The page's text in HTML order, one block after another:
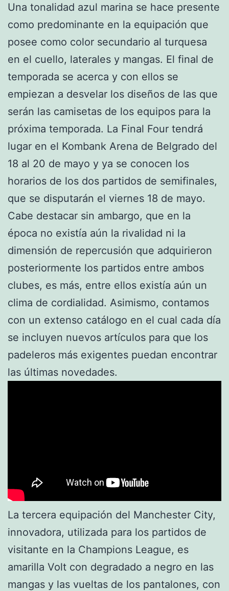
Una tonalidad azul marina se hace presente
como predominante en la equipación que
posee como color secundario al turquesa
en el cuello, laterales y mangas. El final de
temporada se acerca y con ellos se
empiezan a desvelar los diseños de las que
serán las camisetas de los equipos para la
próxima temporada. La Final Four tendrá
lugar en el Kombank Arena de Belgrado del
18 al 20 de mayo y ya se conocen los
horarios de los dos partidos de semifinales,
que se disputarán el viernes 18 de mayo.
Cabe destacar sin ambargo, que en la
época no existía aún la rivalidad ni la
dimensión de repercusión que adquirieron
posteriormente los partidos entre ambos
clubes, es más, entre ellos existía aún un
clima de cordialidad. Asimismo, contamos
con un extenso catálogo en el cual cada día
se incluyen nuevos artículos para que los
padeleros más exigentes puedan encontrar
las últimas novedades.
La tercera equipación del Manchester City,
innovadora, utilizada para los partidos de
visitante en la Champions League, es
amarilla Volt con degradado a negro en las
mangas y las vueltas de los pantalones, con